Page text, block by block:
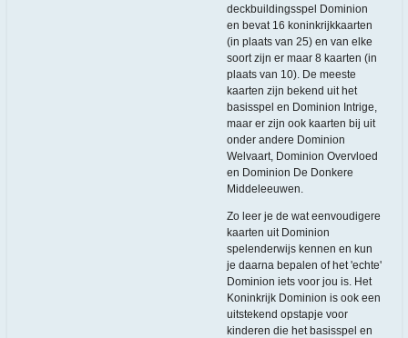
deckbuildingsspel Dominion
en bevat 16 koninkrijkkaarten
(in plaats van 25) en van elke
soort zijn er maar 8 kaarten (in
plaats van 10). De meeste
kaarten zijn bekend uit het
basisspel en Dominion Intrige,
maar er zijn ook kaarten bij uit
onder andere Dominion
Welvaart, Dominion Overvloed
en Dominion De Donkere
Middeleeuwen.
Zo leer je de wat eenvoudigere
kaarten uit Dominion
spelenderwijs kennen en kun
je daarna bepalen of het 'echte'
Dominion iets voor jou is. Het
Koninkrijk Dominion is ook een
uitstekend opstapje voor
kinderen die het basisspel en